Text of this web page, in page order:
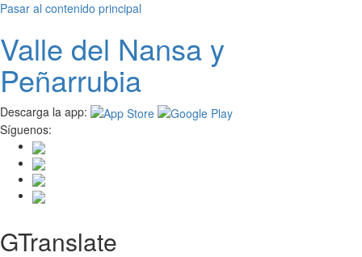
Pasar al contenido principal
Valle del Nansay
Peñarrubia
Descarga la app:
Síguenos:
GTranslate